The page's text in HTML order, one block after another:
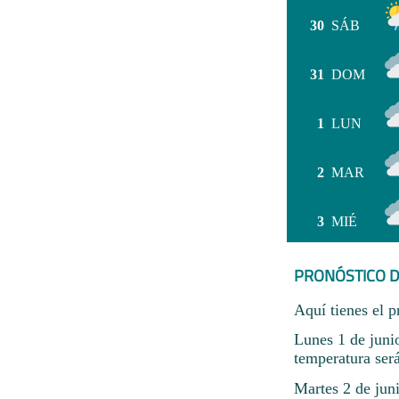
30 SÁB
31 DOM
1 LUN
2 MAR
3 MIÉ
PRONÓSTICO
Aquí tienes el
Lunes 1 de
temperatura
Martes 2 de